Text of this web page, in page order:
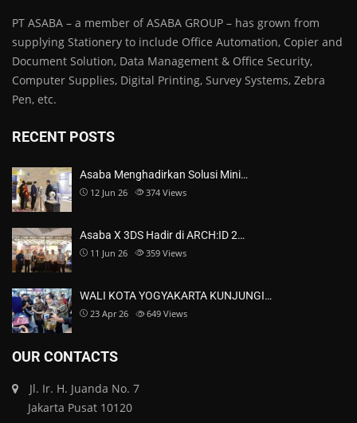
PT ASABA – a member of ASABA GROUP – has grown from
supplying Stationery to include Office Automation, Copier and
Document Solution, Data Management & Office Security,
Computer Supplies, Digital Printing, Survey Systems, Zebra
Pen, etc.
RECENT POSTS
Asaba Menghadirkan Solusi Mini…
12 Jun 26 374 Views
Asaba X 3DS Hadir di ARCH:ID 2…
11 Jun 26 359 Views
WALI KOTA YOGYAKARTA KUNJUNGI…
23 Apr 26 649 Views
OUR CONTACTS
Jl. Ir. H. Juanda No. 7
Jakarta Pusat 10120